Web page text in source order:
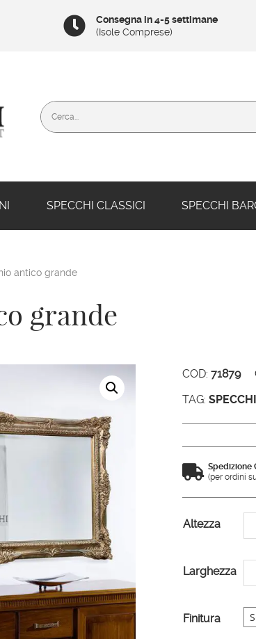

Consegna in 4-5 settimane
(Isole Comprese)
SPECCHI CLASSICI SPECCHI
antico grande
grande
COD: 71879
TAG:
 Spedizione
(per ordini
Altezza
Larghezza
Finitura
A
e
n